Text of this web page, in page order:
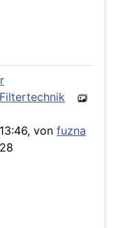
von fuzna